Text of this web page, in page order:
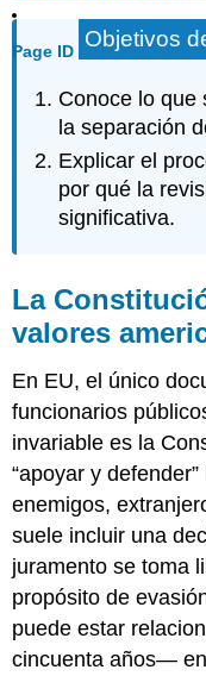
Page ID Objetivos
Conoce lo que
la separación
Explicar el
por qué la
significativa.
La
valores
En EU, el único
funcionarios
invariable es la
“apoyar y
enemigos,
suele incluir una
juramento se toma
propósito de
puede estar
cincuenta años—